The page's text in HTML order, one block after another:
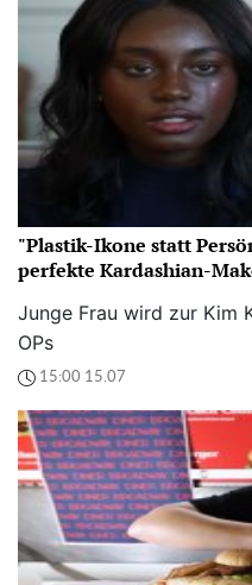
"Plastik-Ikone statt
perfekte Kardashian-
Junge Frau wird zur Kim
OPs
15:00 15.07